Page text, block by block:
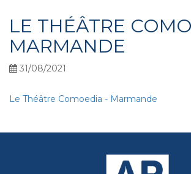
LE THÉÂTRE
MARMANDE
31/08/2021
Le Théâtre Comoedia - Marmande